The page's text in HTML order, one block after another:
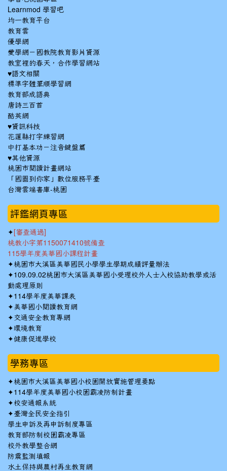
Learnmod 學習吧
均一教育平台
教育雲
優學網
愛學網－國教院教育影片資源
教室裡的春天，合作學習網站
♥語文相關
標準字體筆順學習網
教育部成語典
唐詩三百首
酷英網
♥資訊科技
花蓮縣打字練習網
中打基本功－注音鍵盤篇
♥其他資源
桃園市閱讀計畫網站
「國圖到你家」數位服務平臺
台灣雲端書庫-桃園
::: 評鑑網頁專區
✦ [審查通過]
桃教小字第1150071410號備查
115學年度美華國小課程計畫
✦桃園市大溪區美華國民小學學生學期成績評量辦法
✦109.09.02桃園市大溪區美華國小受理校外人士入校協助教學或活
動處理原則
✦114學年度美華課表
✦美華國小閱讀教育網
✦ 交通安全教育專網
✦環境教育
✦健康促進學校
學務專區
✦桃園市大溪區美華國小校園開放實施管理要點
✦114學年度美華國小校園霸凌防制計畫
✦校安通報系統
✦臺灣全民安全指引
學生申訴及再申訴制度專區
教育部防制校園霸凌專區
校外教學整合網
防震監測填報
水土保持與農村再生教育網